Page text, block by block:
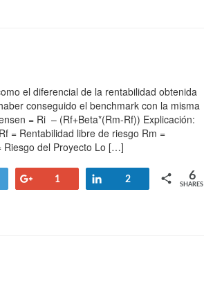
el diferencial de la rentabilidad obtenida
conseguido el benchmark con la misma
= Ri – (Rf+Beta*(Rm-Rf)) Explicación:
= Rentabilidad libre de riesgo Rm =
Riesgo del Proyecto Lo […]
1 Share
2
SHARES
6